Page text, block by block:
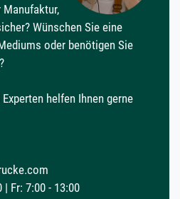
Manufaktur,
Wünschen Sie eine
oder benötigen Sie
helfen Ihnen gerne
| Fr: 7:00 - 13:00